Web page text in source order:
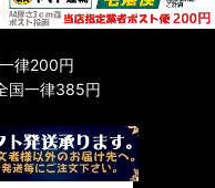
律200円
国一律385円